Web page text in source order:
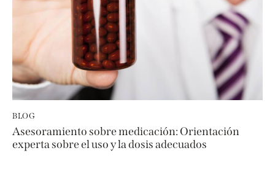
BLOG
Asesoramiento sobre medicación: Orientación
experta sobre el uso y la dosis adecuados